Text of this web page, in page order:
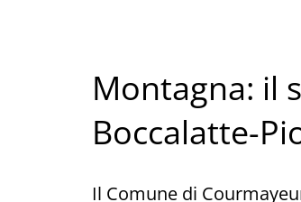
Montagna: il
Boccalatte-
Il Comune di